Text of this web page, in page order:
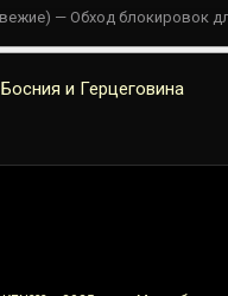
и Герцеговина